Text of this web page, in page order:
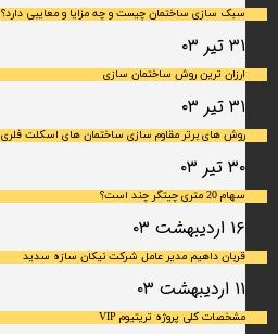
سبک سازی ساختمان چیست و چه مزایا و معایبی دارد؟
۳۱ تیر ۰۳
ارزان ترین روش ساختمان سازی
۳۱ تیر ۰۳
روش های برتر مقاوم سازی ساختمان های اسکلت فلری
۳۰ تیر ۰۳
سهام 20 متری چیتگر چند است؟
۱۶ اردیبهشت ۰۳
قربان داهیم مدیر عامل شرکت نیکان سازه سدید
۱۱ اردیبهشت ۰۳
مشخصات کلی پروژه تریتیوم VIP